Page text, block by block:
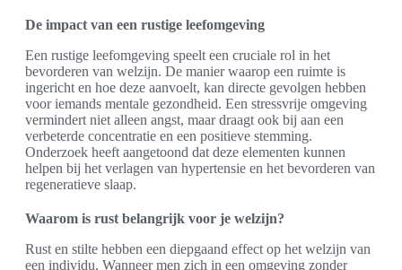
De impact van een rustige leefomgeving
Een rustige leefomgeving speelt een cruciale rol in het
bevorderen van welzijn. De manier waarop een ruimte is
ingericht en hoe deze aanvoelt, kan directe gevolgen hebben
voor iemands mentale gezondheid. Een stressvrije omgeving
vermindert niet alleen angst, maar draagt ook bij aan een
verbeterde concentratie en een positieve stemming.
Onderzoek heeft aangetoond dat deze elementen kunnen
helpen bij het verlagen van hypertensie en het bevorderen van
regeneratieve slaap.
Waarom is rust belangrijk voor je welzijn?
Rust en stilte hebben een diepgaand effect op het welzijn van
een individu. Wanneer men zich in een omgeving zonder